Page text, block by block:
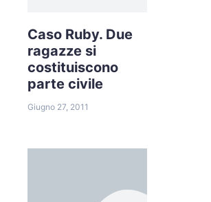
Caso Ruby. Due
ragazze si
costituiscono
parte civile
Giugno 27, 2011